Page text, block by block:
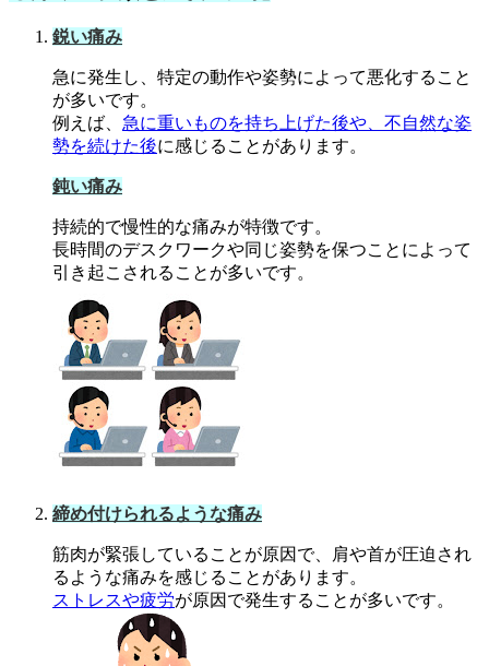
鋭い痛み
急に発生し、特定の動作や姿勢によって悪化すること
が多いです。
例えば、 急に重いものを持ち上げた後や、不自然な姿
勢を続けた後に感じることがあります。
鈍い痛み
持続的で慢性的な痛みが特徴です。
長時間のデスクワークや同じ姿勢を保つことによって
引き起こされることが多いです。
締め付けられるような痛み
筋肉が緊張していることが原因で、肩や首が圧迫され
るような痛みを感じることがあります。
ストレスや疲労が原因で発生することが多いです。